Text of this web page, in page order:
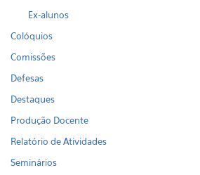
Ex-alunos
Colóquios
Comissões
Defesas
Destaques
Produção Docente
Relatório de Atividades
Seminários